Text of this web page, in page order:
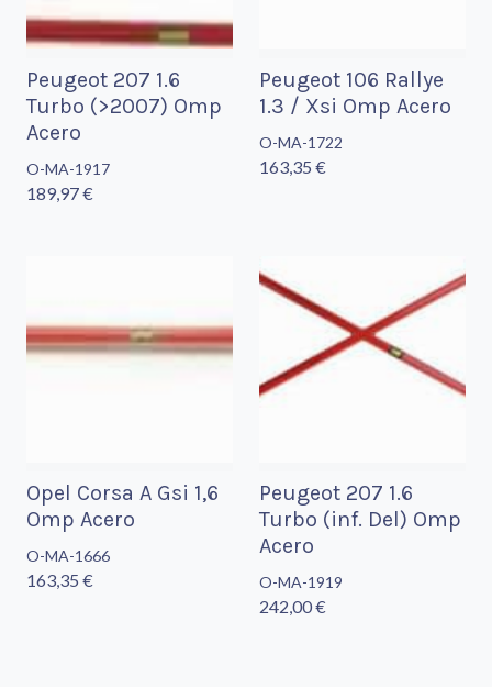
Peugeot 207 1.6
Turbo (>2007) Omp
Acero
O-MA-1917
189,97 €
Peugeot 106 Rallye
1.3 / Xsi Omp Acero
O-MA-1722
163,35 €
Opel Corsa A Gsi 1,6
Omp Acero
O-MA-1666
163,35 €
Peugeot 207 1.6
Turbo (inf. Del) Omp
Acero
O-MA-1919
242,00 €